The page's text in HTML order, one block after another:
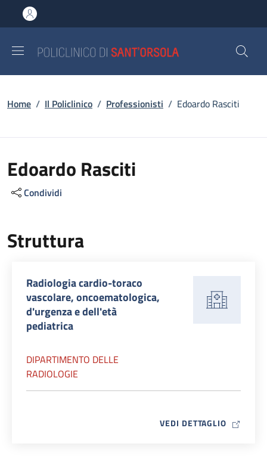
al contenuto principale
to footer content
Briciole di pane
Home / Il Policlinico / Professionisti / Edoardo Rasciti
Edoardo Rasciti
Condividi
Struttura
Radiologia cardio-toraco
vascolare, oncoematologica,
d'urgenza e dell'età
pediatrica
DIPARTIMENTO DELLE
RADIOLOGIE
VEDI DETTAGLIO MAP ICON